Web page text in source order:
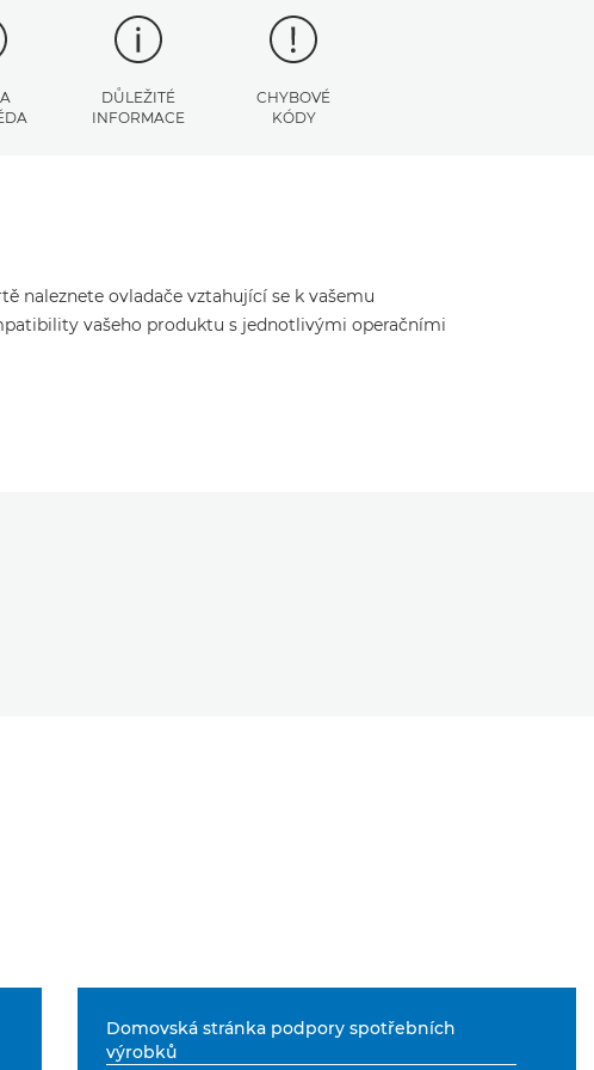
DŮLEŽITÉ
INFORMACE
CHYBOVÉ
KÓDY
naleznete ovladače vztahující se k vašemu
vašeho produktu s jednotlivými operačními
Domovská stránka podpory spotřebních
výrobků